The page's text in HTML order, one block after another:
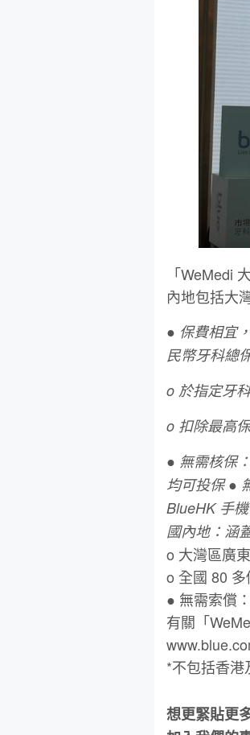
「WeMedi
內地包括⼤
● 保費相宜
⺠幣牙科總
o 於指定牙
o 扣除最⾼
● 無需核保
均可投保 ●
BlueHK ⼿
國內地：涵
o ⼤灣區廣
o 全國 80
● 無需索償
有關「
*不包括香港
想更緊貼更